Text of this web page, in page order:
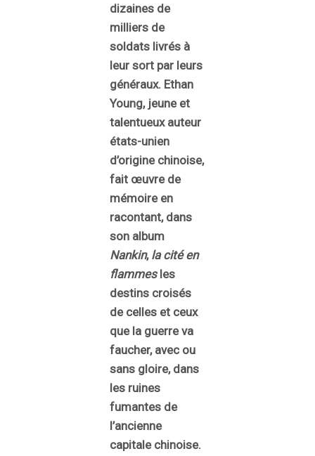
dizaines de
milliers de
soldats livrés à
leur sort par leurs
généraux. Ethan
Young, jeune et
talentueux auteur
états-unien
d’origine chinoise,
fait œuvre de
mémoire en
racontant, dans
son album
Nankin, la cité en
flammesles
destins croisés
de celles et ceux
que la guerre va
faucher, avec ou
sans gloire, dans
les ruines
fumantes de
l’ancienne
capitale chinoise.